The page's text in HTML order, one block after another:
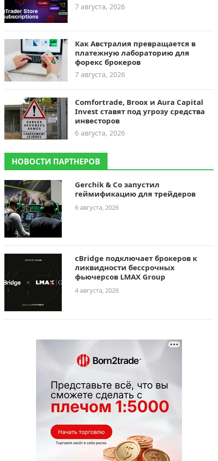
7 августа, 2026
Как Австралия превращается в
платежную лабораторию для
форекс брокеров
7 августа, 2026
Comfortrade, Broox и Aura Capital
Invest ставят под угрозу средства
инвесторов
6 августа, 2026
НОВОСТИ ПАРТНЕРОВ
Gerchik & Co запустил
геймификацию для трейдеров
6 августа, 2026
cBridge подключает брокеров к
ликвидности бессрочных
фьючерсов LMAX Group
4 августа, 2026